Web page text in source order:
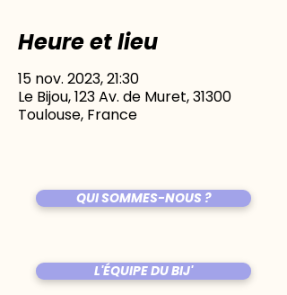
Heure et lieu
15 nov. 2023, 21:30
Le Bijou, 123 Av. de Muret, 31300
Toulouse, France
QUI SOMMES-NOUS ?
L'ÉQUIPE DU BIJ'